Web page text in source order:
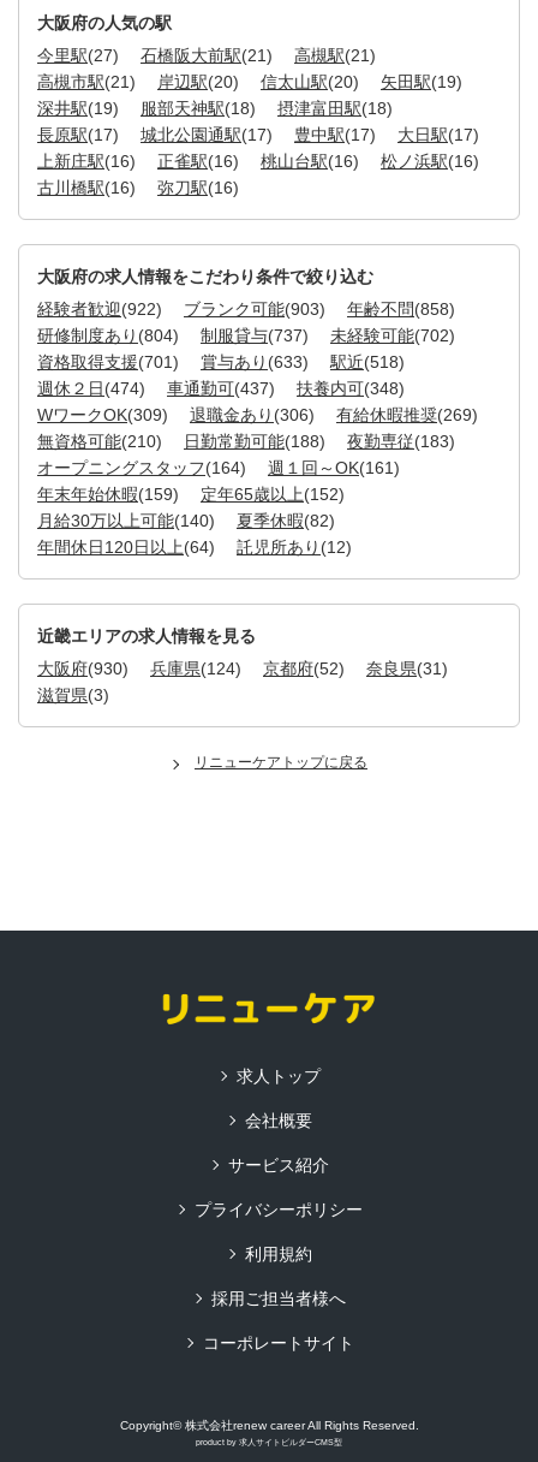
大阪府の人気の駅
今里駅(27) 石橋阪大前駅(21) 高槻駅(21)
高槻市駅(21) 岸辺駅(20) 信太山駅(20) 矢田駅(19)
深井駅(19) 服部天神駅(18) 摂津富田駅(18)
長原駅(17) 城北公園通駅(17) 豊中駅(17) 大日駅(17)
上新庄駅(16) 正雀駅(16) 桃山台駅(16) 松ノ浜駅(16)
古川橋駅(16) 弥刀駅(16)
大阪府の求人情報をこだわり条件で絞り込む
経験者歓迎(922) ブランク可能(903) 年齢不問(858)
研修制度あり (804) 制服貸与(737) 未経験可能(702)
資格取得支援(701) 賞与あり (633) 駅近(518)
週休２日(474) 車通勤可(437) 扶養内可(348)
WワークOK(309) 退職金あり (306) 有給休暇推奨(269)
無資格可能(210) 日勤常勤可能(188) 夜勤専従(183)
オープニングスタッフ(164) 週１回～OK(161)
年末年始休暇(159) 定年65歳以上(152)
月給30万以上可能(140) 夏季休暇(82)
年間休日120日以上(64) 託児所あり (12)
近畿エリアの求人情報を見る
大阪府(930) 兵庫県(124) 京都府(52) 奈良県(31)
滋賀県(3)
リニューケアトップに戻る
求人トップ
会社概要
サービス紹介
プライバシーポリシー
利用規約
採用ご担当者様へ
コーポレートサイト
Copyright© 株式会社renew career All Rights Reserved.
product by 求人サイトビルダーCMS型